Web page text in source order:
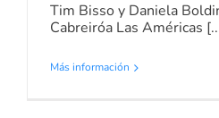
Tim Bisso y Daniela
Cabreiróa Las Américas
Más información